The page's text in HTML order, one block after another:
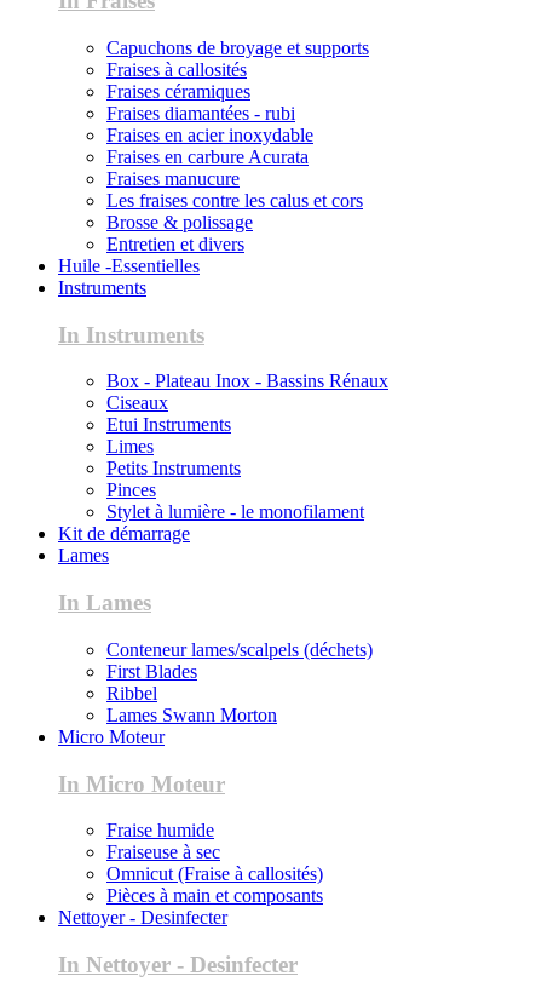
Capuchons de broyage et supports
Fraises à callosités
Fraises céramiques
Fraises diamantées - rubi
Fraises en acier inoxydable
Fraises en carbure Acurata
Fraises manucure
Les fraises contre les calus et cors
Brosse & polissage
Entretien et divers
Huile -Essentielles
Instruments
In Instruments
Box - Plateau Inox - Bassins Rénaux
Ciseaux
Etui Instruments
Limes
Petits Instruments
Pinces
Stylet à lumière - le monofilament
Kit de démarrage
Lames
In Lames
Conteneur lames/scalpels (déchets)
First Blades
Ribbel
Lames Swann Morton
Micro Moteur
In Micro Moteur
Fraise humide
Fraiseuse à sec
Omnicut (Fraise à callosités)
Pièces à main et composants
Nettoyer - Desinfecter
In Nettoyer - Desinfecter